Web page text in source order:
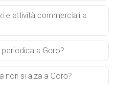
e attività commerciali a
a Goro?
non si alza a Goro?